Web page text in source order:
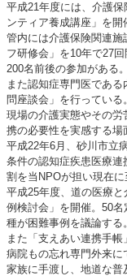
平成21年度には、介護
ンティア養成講座」を開
管内には介護保険関連施
フ研修会」を10年で27
200名前後の参加がある。
また認知症専門医であ
問座談会」を行っている。
現場の介護実態やその
携の必要性を実感する場
平成22年6月、砂川市立
条件の認知症疾患医療連
割を当NPOが担い現在に
平成25年度、道の医療
例検討会」を開催。50名
種が困難事例を議論する。
また「支えあい連携手
病院もの忘れ専門外来に
家族に手渡し、地道な普